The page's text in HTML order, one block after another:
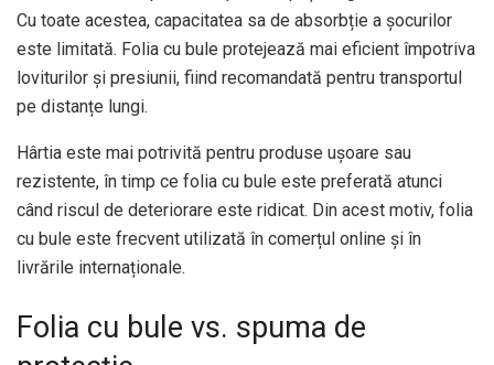
Cu toate acestea, capacitatea sa de absorbție a șocurilor
este limitată. Folia cu bule protejează mai eficient împotriva
loviturilor și presiunii, fiind recomandată pentru transportul
pe distanțe lungi.
Hârtia este mai potrivită pentru produse ușoare sau
rezistente, în timp ce folia cu bule este preferată atunci
când riscul de deteriorare este ridicat. Din acest motiv, folia
cu bule este frecvent utilizată în comerțul online și în
livrările internaționale.
Folia cu bule vs. spuma de